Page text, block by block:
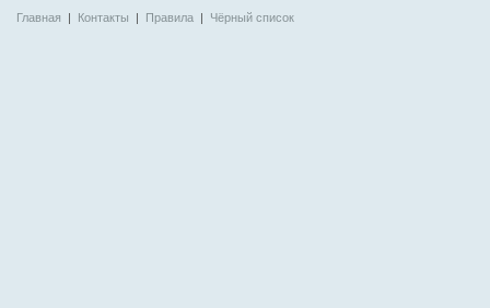
Главная | Контакты | Правила | Чёрный список